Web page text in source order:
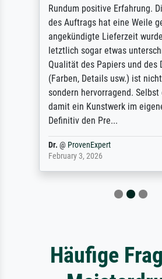
Rundum positive Erfahrung.
des Auftrags hat eine Weile
angekündigte Lieferzeit
letztlich sogar etwas
Qualität des Papiers und des
(Farben, Details usw.) ist
sondern hervorragend. Selbst
damit ein Kunstwerk im
Definitiv den Pre...
Dr. @ ProvenExpert
February 3, 2026
Häufige